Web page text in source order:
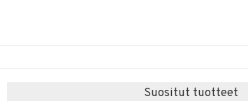
Suositut tuotteet